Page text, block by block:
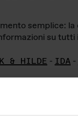
semplice:
su
& HILDE - IDA -